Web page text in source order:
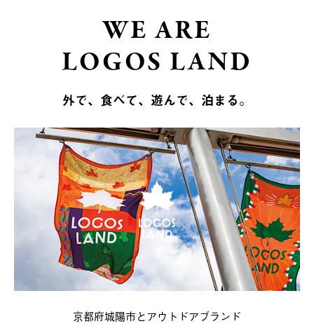
WE ARE
LOGOS LAND
外で、食べて、遊んで、泊まる。
京都府城陽市とアウトドアブランド